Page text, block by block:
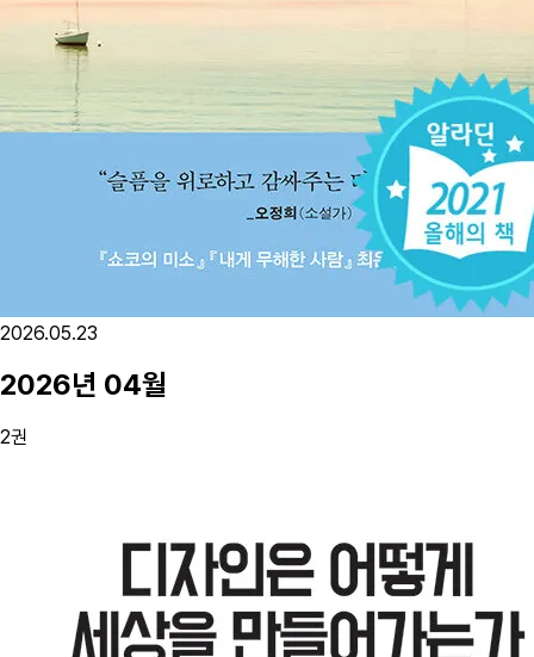
2026.05.23
2026년 04월
2권